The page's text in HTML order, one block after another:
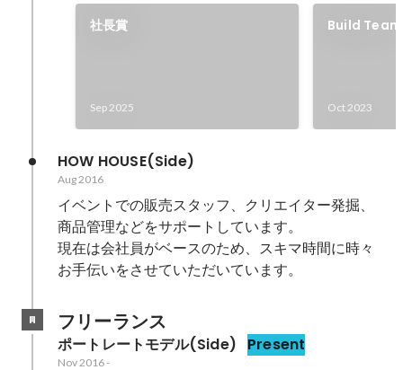
社長賞
Sep 2025
Build
Oct 2023
HOW HOUSE(Side)
Aug 2016
イベントでの販売スタッフ、クリエイター発掘、
商品管理などをサポートしています。
現在は会社員がベースのため、スキマ時間に時々
お手伝いをさせていただいています。
フリーランス
ポートレートモデル(Side) Present
Nov 2016-